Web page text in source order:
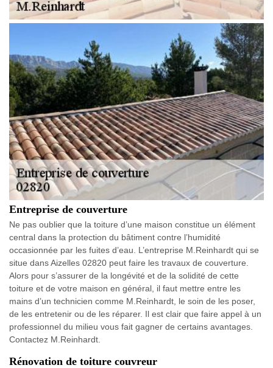
Entreprise de couverture
Ne pas oublier que la toiture d’une maison constitue un élément
central dans la protection du bâtiment contre l’humidité
occasionnée par les fuites d’eau. L’entreprise M.Reinhardt qui se
situe dans Aizelles 02820 peut faire les travaux de couverture.
Alors pour s’assurer de la longévité et de la solidité de cette
toiture et de votre maison en général, il faut mettre entre les
mains d’un technicien comme M.Reinhardt, le soin de les poser,
de les entretenir ou de les réparer. Il est clair que faire appel à un
professionnel du milieu vous fait gagner de certains avantages.
Contactez M.Reinhardt.
Rénovation de toiture couvreur